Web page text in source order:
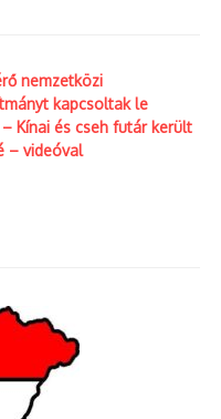
nemzetközi
kapcsoltak le
– Kínai és cseh futár került
– videóval